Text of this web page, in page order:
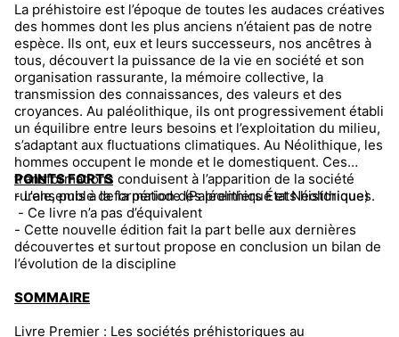
La préhistoire est l’époque de toutes les audaces créatives
des hommes dont les plus anciens n’étaient pas de notre
espèce. Ils ont, eux et leurs successeurs, nos ancêtres à
tous, découvert la puissance de la vie en société et son
organisation rassurante, la mémoire collective, la
transmission des connaissances, des valeurs et des
croyances. Au paléolithique, ils ont progressivement établi
un équilibre entre leurs besoins et l’exploitation du milieu,
s’adaptant aux fluctuations climatiques. Au Néolithique, les
hommes occupent le monde et le domestiquent. Ces
transformations conduisent à l’apparition de la société
rurale, puis à la formation des premiers États historiques.
POINTS FORTS
- L’ensemble de la période (Paléolithique et Néolithique)
- Ce livre n’a pas d’équivalent
- Cette nouvelle édition fait la part belle aux dernières
découvertes et surtout propose en conclusion un bilan de
l’évolution de la discipline
SOMMAIRE
Livre Premier : Les sociétés préhistoriques au